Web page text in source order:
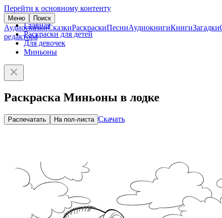
Перейти к основному контенту
Меню Поиск
АудиосказкиСказкиРаскраскиПесниАудиокнигиКнигиЗагадки
редактора
Главная
Раскраски для детей
Для девочек
Миньоны
Раскраска Миньоны в лодке
Распечатать На пол-листа Скачать